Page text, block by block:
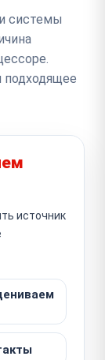
системы
подходящее
источник